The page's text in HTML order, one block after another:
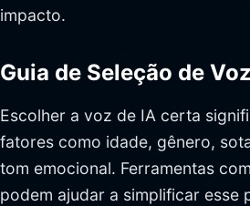
impacto.
Guia de Seleção de Voz
Escolher a voz de IA certa
fatores como idade, gênero,
tom emocional. Ferramentas
podem ajudar a simplificar esse